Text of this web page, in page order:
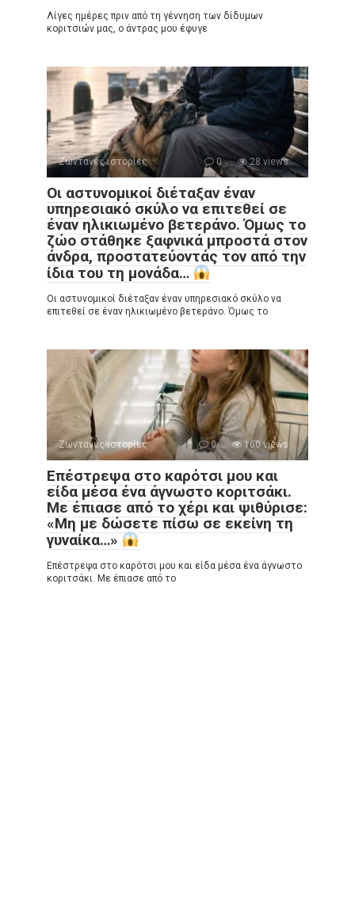
Λίγες ημέρες πριν από τη γέννηση των δίδυμων
κοριτσιών μας, ο άντρας μου έφυγε
Ζωντανές ιστορίες 0 28 views
Οι αστυνομικοί διέταξαν έναν
υπηρεσιακό σκύλο να επιτεθεί σε
έναν ηλικιωμένο βετεράνο. Όμως το
ζώο στάθηκε ξαφνικά μπροστά στον
άνδρα, προστατεύοντάς τον από την
ίδια του τη μονάδα…
Οι αστυνομικοί διέταξαν έναν υπηρεσιακό σκύλο να
επιτεθεί σε έναν ηλικιωμένο βετεράνο. Όμως το
Ζωντανές ιστορίες 0 160 views
Επέστρεψα στο καρότσι μου και
είδα μέσα ένα άγνωστο κοριτσάκι.
Με έπιασε από το χέρι και ψιθύρισε:
«Μη με δώσετε πίσω σε εκείνη τη
γυναίκα…»
Επέστρεψα στο καρότσι μου και είδα μέσα ένα άγνωστο
κοριτσάκι. Με έπιασε από το